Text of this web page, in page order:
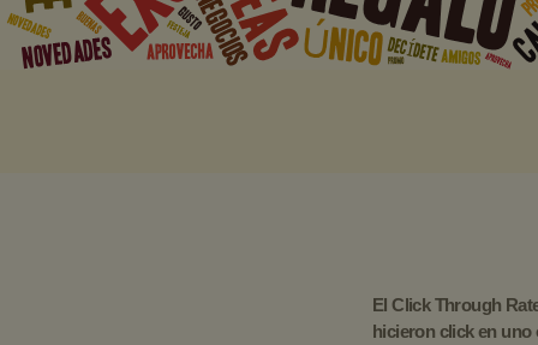
El Click Through
hicieron click en uno